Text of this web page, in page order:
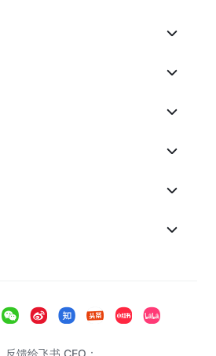
反馈给飞书 CEO：